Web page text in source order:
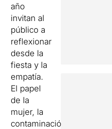
año
invitan al
público a
reflexionar
desde la
fiesta y la
empatía.
El papel
de la
mujer, la
contaminación,